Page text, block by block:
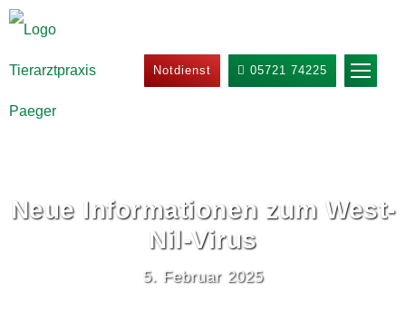
Notdienst 05721 74225
Neue Informationen zum West-
Nil-Virus
5. Februar 2025